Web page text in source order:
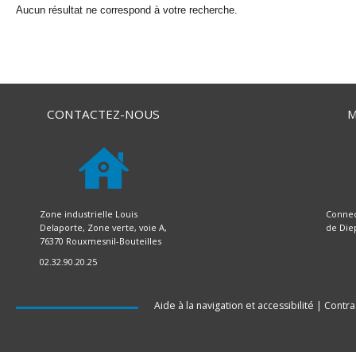
Aucun résultat ne correspond à votre recherche.
CONTACTEZ-NOUS
Zone industrielle Louis
Delaporte, Zone verte, voie A,
76370 Rouxmesnil-Bouteilles
02.32.90.20.25
de
Aide à la navigation et accessibilité |